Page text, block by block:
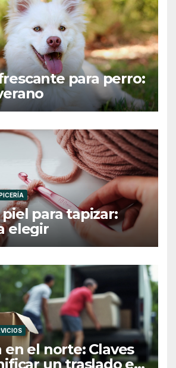
para perro:
para tapizar:
elegir
en el norte: Claves
un traslado en